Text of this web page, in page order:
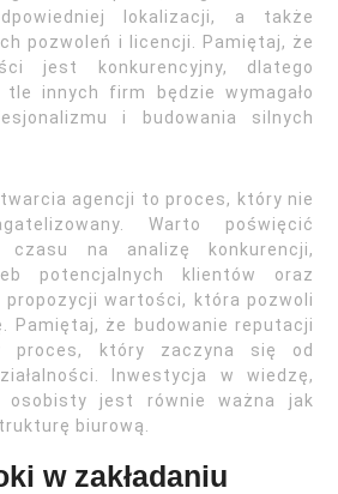
lokalizacji, a także
pozwoleń i licencji. Pamiętaj, że
jest konkurencyjny, dlatego
innych firm będzie wymagało
i budowania silnych
agencji to proces, który nie
Warto poświęcić
czasu na analizę konkurencji,
potencjalnych klientów oraz
propozycji wartości, która pozwoli
Pamiętaj, że budowanie reputacji
proces, który zaczyna się od
Inwestycja w wiedzę,
osobisty jest równie ważna jak
biurową.
w zakładaniu